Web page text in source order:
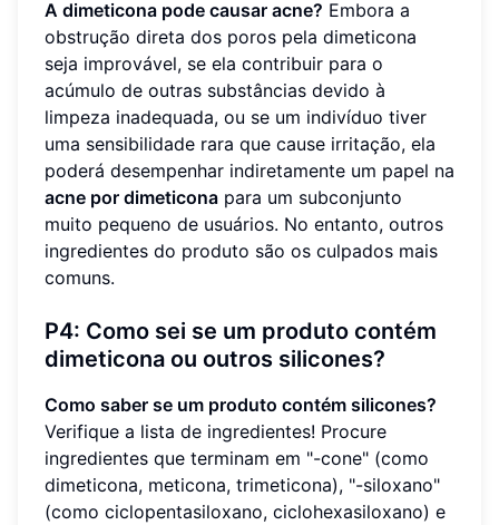
A dimeticona pode causar acne? Embora a
obstrução direta dos poros pela dimeticona
seja improvável, se ela contribuir para o
acúmulo de outras substâncias devido à
limpeza inadequada, ou se um indivíduo tiver
uma sensibilidade rara que cause irritação, ela
poderá desempenhar indiretamente um papel na
acne por dimeticona para um subconjunto
muito pequeno de usuários. No entanto, outros
ingredientes do produto são os culpados mais
comuns.
P4: Como sei se um produto contém
dimeticona ou outros silicones?
Como saber se um produto contém silicones?
Verifique a lista de ingredientes! Procure
ingredientes que terminam em "-cone" (como
dimeticona, meticona, trimeticona), "-siloxano"
(como ciclopentasiloxano, ciclohexasiloxano) e